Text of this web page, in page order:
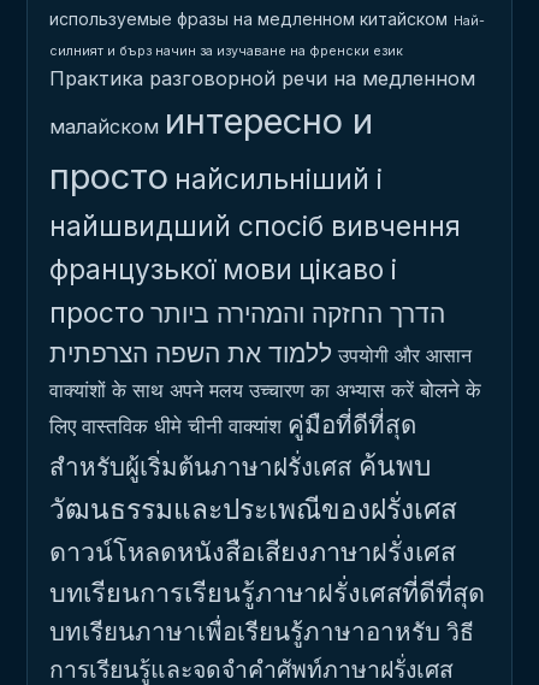
используемые фразы на медленном китайском Най-
силният и бърз начин за изучаване на френски език
Практика разговорной речи на медленном
малайском интересно и
просто найсильніший і
найшвидший спосіб вивчення
французької мови цікаво і
просто הדרך החזקה והמהירה ביותר
ללמוד את השפה הצרפתית उपयोगी और आसान
वाक्यांशों के साथ अपने मलय उच्चारण का अभ्यास करें बोलने के
लिए वास्तविक धीमे चीनी वाक्यांश คู่มือที่ดีที่สุด
สำหรับผู้เริ่มต้นภาษาฝรั่งเศส ค้นพบ
วัฒนธรรมและประเพณีของฝรั่งเศส
ดาวน์โหลดหนังสือเสียงภาษาฝรั่งเศส
บทเรียนการเรียนรู้ภาษาฝรั่งเศสที่ดีที่สุด
บทเรียนภาษาเพื่อเรียนรู้ภาษาอาหรับ วิธี
การเรียนรู้และจดจำคำศัพท์ภาษาฝรั่งเศส